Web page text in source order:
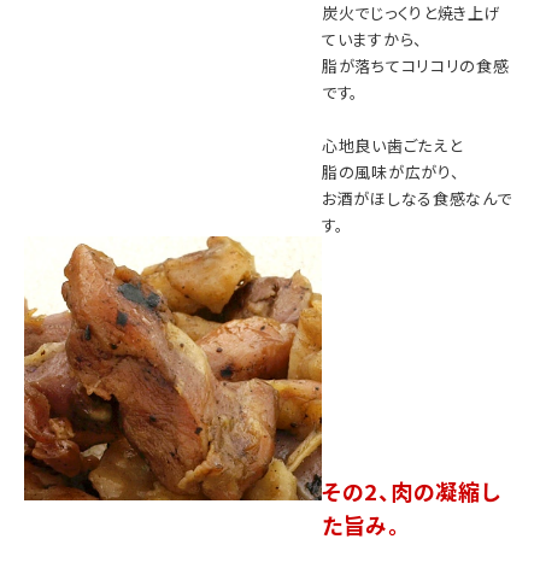
炭火でじっくりと焼き上げ
ていますから、
脂が落ちてコリコリの食感
です。
心地良い歯ごたえと
脂の風味が広がり、
お酒がほしなる食感なんで
す。
その2、肉の凝縮し
た旨み。